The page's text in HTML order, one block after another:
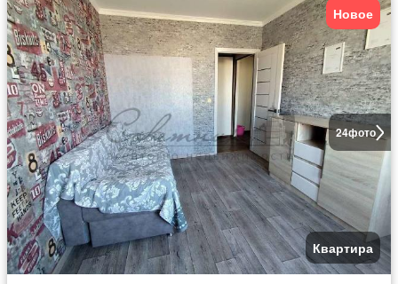
24фото
Новое
Квартира